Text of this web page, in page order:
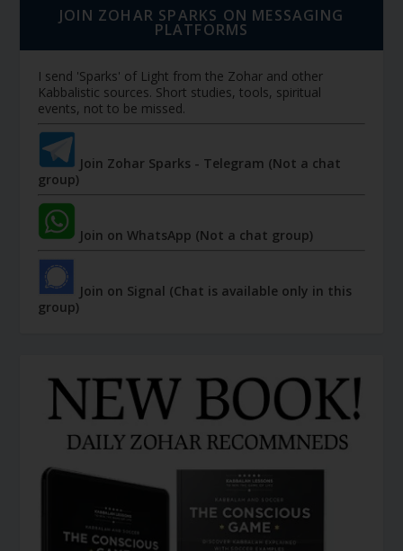
JOIN ZOHAR SPARKS ON MESSAGING
PLATFORMS
I send 'Sparks' of Light from the Zohar and other
Kabbalistic sources. Short studies, tools, spiritual
events, not to be missed.
Join Zohar Sparks - Telegram (Not a chat
group)
Join on WhatsApp (Not a chat group)
Join on Signal (Chat is available only in this
group)